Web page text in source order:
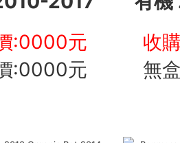
:0000元
:0000元
收
無